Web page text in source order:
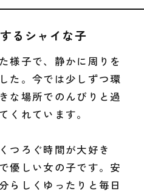
るシャイな子
様子で、静かに周りを
た。今では少しずつ環
な場所でのんびりと過
くれています。
つろぐ時間が大好き
優しい女の子です。安
らしくゆったりと毎日